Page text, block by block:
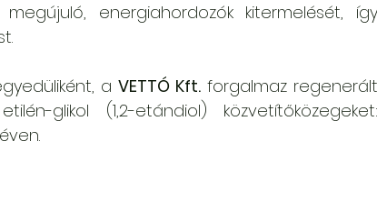
energiahordozók kitermelését, így
a VETTÓ Kft. forgalmaz regenerált